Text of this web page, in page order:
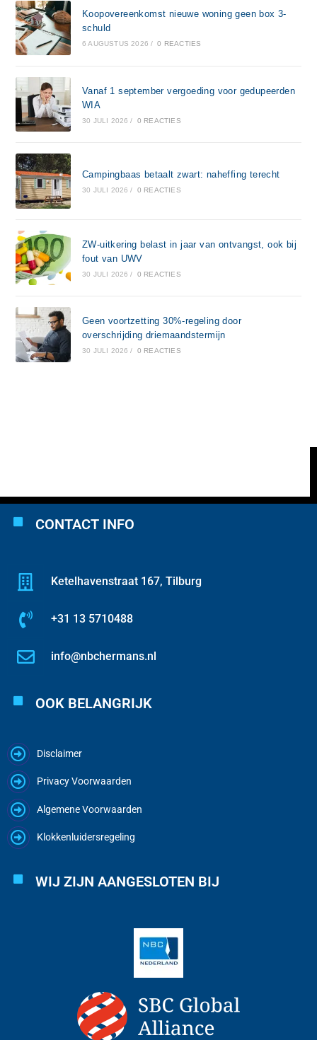
Koopovereenkomst nieuwe woning geen box 3-
schuld
6 AUGUSTUS 2026 / 0 REACTIES
Vanaf 1 september vergoeding voor gedupeerden
WIA
30 JULI 2026 / 0 REACTIES
Campingbaas betaalt zwart: naheffing terecht
30 JULI 2026 / 0 REACTIES
ZW-uitkering belast in jaar van ontvangst, ook bij
fout van UWV
30 JULI 2026 / 0 REACTIES
Geen voortzetting 30%-regeling door
overschrijding driemaandstermijn
30 JULI 2026 / 0 REACTIES
CONTACT INFO
Ketelhavenstraat 167, Tilburg
+31 13 5710488
info@nbchermans.nl
OOK BELANGRIJK
Disclaimer
Privacy Voorwaarden
Algemene Voorwaarden
Klokkenluidersregeling
WIJ ZIJN AANGESLOTEN BIJ